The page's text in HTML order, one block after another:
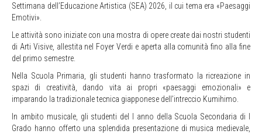
Settimana dell’Educazione Artistica (SEA) 2026, il cui tema era «Paesaggi
Emotivi».
Le attività sono iniziate con una mostra di opere create dai nostri studenti
di Arti Visive, allestita nel Foyer Verdi e aperta alla comunità fino alla fine
del primo semestre.
Nella Scuola Primaria, gli studenti hanno trasformato la ricreazione in
spazi di creatività, dando vita ai propri «paesaggi emozionali» e
imparando la tradizionale tecnica giapponese dell’intreccio Kumihimo.
In ambito musicale, gli studenti del I anno della Scuola Secondaria di I
Grado hanno offerto una splendida presentazione di musica medievale,